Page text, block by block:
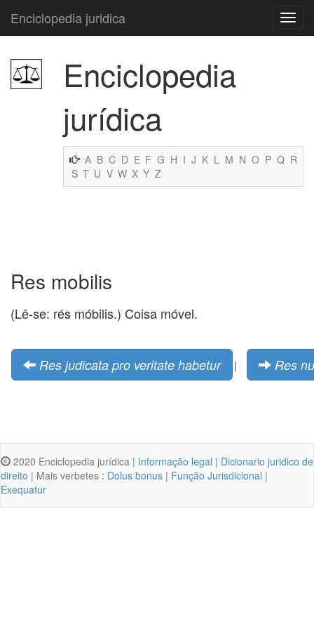
Enciclopedia juridica
Enciclopedia
jurídica
A B C D E F G H I J K L M N O P Q R
S T U V W X Y Z
Res mobilis
(Lê-se: rés móbilis.) Coisa móvel.
Res judicata pro veritate habetur | Res
2020 Enciclopedia jurídica | Informação legal | Dicionario juridico de
direito | Mais verbetes : Dolus bonus | Função Jurisdicional |
Exequatur